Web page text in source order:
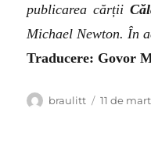
publicarea cărții
Michael Newton. În
Traducere: Govor
Autor
braulitt
Publicat
11 de